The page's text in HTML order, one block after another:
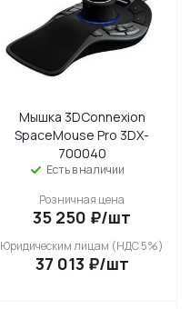
Мышка 3DConnexion
SpaceMouse Pro 3DX-
700040
Есть в наличии
Розничная цена
35 250 ₽/шт
Юридическим лицам (НДС 5%)
37 013 ₽/шт